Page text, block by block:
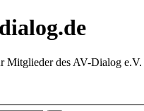
Mitglieder des AV-Dialog e.V.